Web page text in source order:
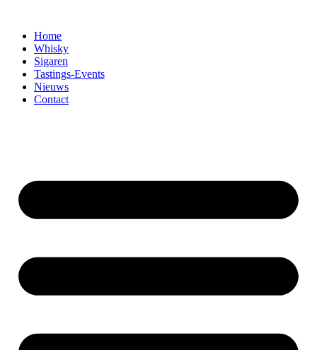
Home
Whisky
Sigaren
Tastings-Events
Nieuws
Contact